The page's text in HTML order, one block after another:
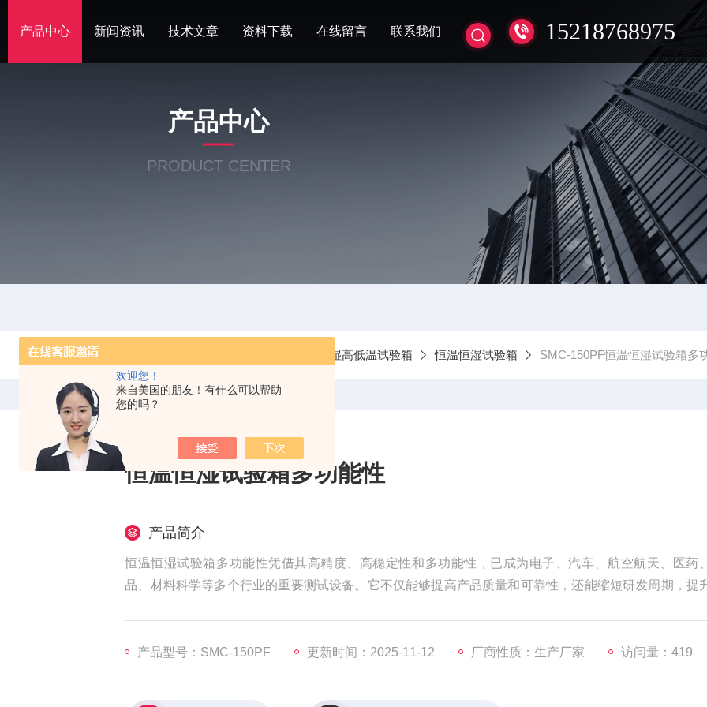
欢迎您！
来自美国的朋友！有什么可以帮助
您的吗？
15218768975
产品中心 新闻资讯 技术文章 资料下载 在线留言 联系我们
产品中心
PRODUCT CENTER
恒温恒湿高低温试验箱 恒温恒湿试验箱 SMC-150PF恒温恒湿试验箱多
恒温恒湿试验箱多功能性
产品简介
恒温恒湿试验箱多功能性凭借其高精度、高稳定性和多功能性，已成为电子、汽车、航空航天、医药
品、材料科学等多个行业的重要测试设备。它不仅能够提高产品质量和可靠性，还能缩短研发周期，提
产品型号：SMC-150PF 更新时间：2025-11-12 厂商性质：生产厂家 访问量：419